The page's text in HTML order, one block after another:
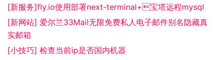
[新服务]fly.io使用部署next-terminal+宝塔远程mysql
[新网站] 爱尔兰33Mail无限免费私人电子邮件别名隐藏真
实邮箱
[小技巧] 检查当前ip是否国内机器